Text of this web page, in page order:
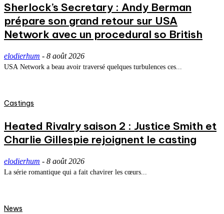
Sherlock’s Secretary : Andy Berman
prépare son grand retour sur USA
Network avec un procedural so British
elodierhum - 8 août 2026
USA Network a beau avoir traversé quelques turbulences ces...
Castings
Heated Rivalry saison 2 : Justice Smith et
Charlie Gillespie rejoignent le casting
elodierhum - 8 août 2026
La série romantique qui a fait chavirer les cœurs...
News